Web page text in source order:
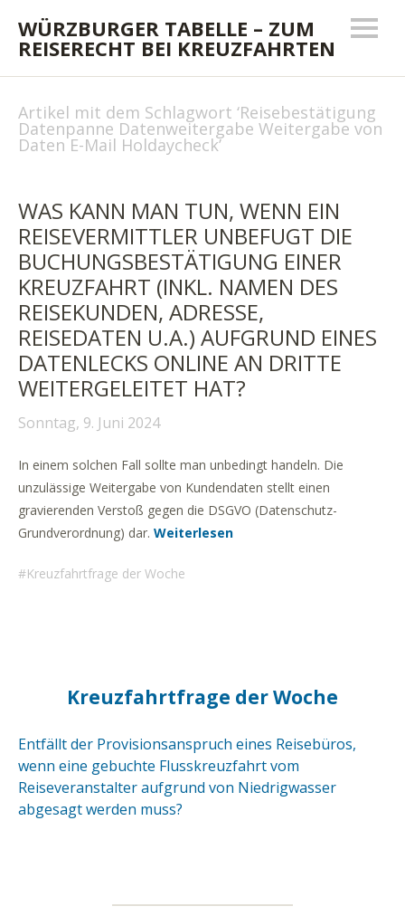
WÜRZBURGER TABELLE – ZUM
REISERECHT BEI KREUZFAHRTEN
Artikel mit dem Schlagwort ‘Reisebestätigung
Datenpanne Datenweitergabe Weitergabe von
Daten E-Mail Holdaycheck’
WAS KANN MAN TUN, WENN EIN
REISEVERMITTLER UNBEFUGT DIE
BUCHUNGSBESTÄTIGUNG EINER
KREUZFAHRT (INKL. NAMEN DES
REISEKUNDEN, ADRESSE,
REISEDATEN U.A.) AUFGRUND EINES
DATENLECKS ONLINE AN DRITTE
WEITERGELEITET HAT?
Sonntag, 9. Juni 2024
In einem solchen Fall sollte man unbedingt handeln. Die
unzulässige Weitergabe von Kundendaten stellt einen
gravierenden Verstoß gegen die DSGVO (Datenschutz-
Grundverordnung) dar. Weiterlesen
Kreuzfahrtfrage der Woche
Kreuzfahrtfrage der Woche
Entfällt der Provisionsanspruch eines Reisebüros,
wenn eine gebuchte Flusskreuzfahrt vom
Reiseveranstalter aufgrund von Niedrigwasser
abgesagt werden muss?